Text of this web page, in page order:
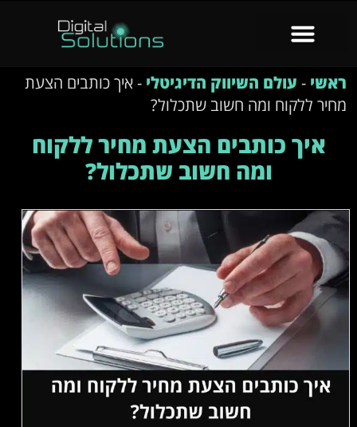
ראשי - עולם השיווק הדיגיטלי -איך כותבים הצעת
מחיר ללקוח ומה חשוב שתכלול?
איך כותבים הצעת מחיר ללקוח
ומה חשוב שתכלול?